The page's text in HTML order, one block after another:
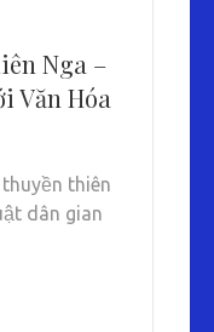
Nga –
Văn Hóa
thiên
dân gian